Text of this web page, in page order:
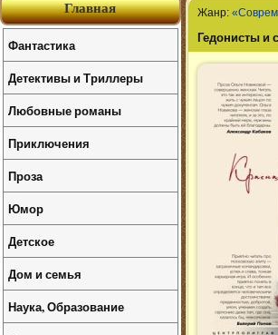
Жанр:
Гедонисты и
Главная
Фантастика
Детективы и Триллеры
Любовные романы
Приключения
Проза
Юмор
Детское
Дом и семья
Наука, Образование